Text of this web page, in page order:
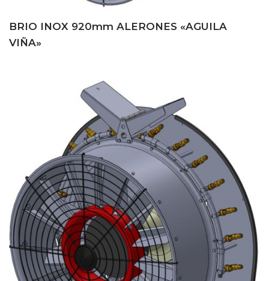
BRIO INOX 920mm ALERONES «AGUILA
VIÑA»